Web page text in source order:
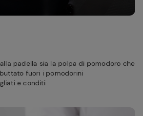
padella sia la polpa di pomodoro che
fuori i pomodorini
e conditi